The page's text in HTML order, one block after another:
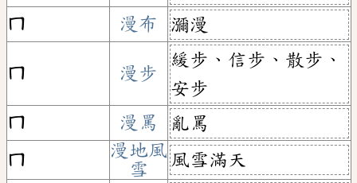
ㄇ
漫布 瀰漫
ㄇ 漫步
緩步、信步、散步、
安步
ㄇ
漫罵
亂罵
ㄇ
漫地風
雪
風雪滿天